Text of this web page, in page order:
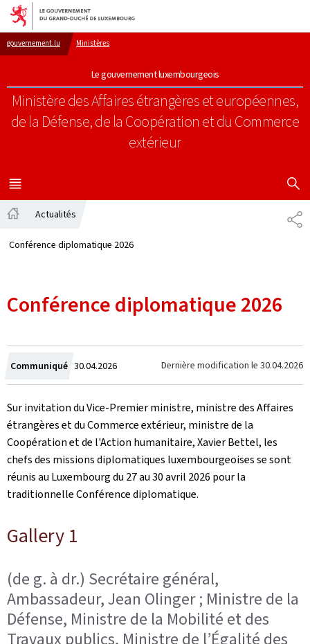
Aller au menu principal
Aller au contenu
gouvernement.lu Ministères
Le gouvernement luxembourgeois
Ministère des Affaires étrangères et européennes,
de la Défense, de la Coopération et du Commerce
extérieur
MENU
PRINCIPAL
Actualités
Conférence diplomatique 2026
Conférence diplomatique 2026
Communiqué Crée
le
30.04.2026 Dernière modification le 30.04.2026
Sur invitation du Vice-Premier ministre, ministre des Affaires
étrangères et du Commerce extérieur, ministre de la
Coopération et de l'Action humanitaire, Xavier Bettel, les
chefs des missions diplomatiques luxembourgeoises se sont
réunis au Luxembourg du 27 au 30 avril 2026 pour la
traditionnelle Conférence diplomatique.
Gallery 1
(de g. à dr.) Secrétaire général,
Ambassadeur, Jean Olinger ; Ministre de la
Défense, Ministre de la Mobilité et des
Travaux publics, Ministre de l’Égalité des